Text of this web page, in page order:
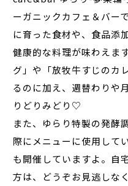
ーガニックカフェ＆バー
に育った食材や、食品添
健康的な料理が味わえま
グ」や「放牧牛すじのカ
るのに加え、週替わりや
りどりみどり♡
また、ゆらり特製の発酵
際にメニューに使用して
も開催していますよ。自
方は、どうぞお見逃しな